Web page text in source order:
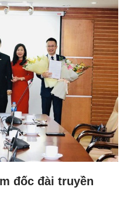
đốc đài truyền